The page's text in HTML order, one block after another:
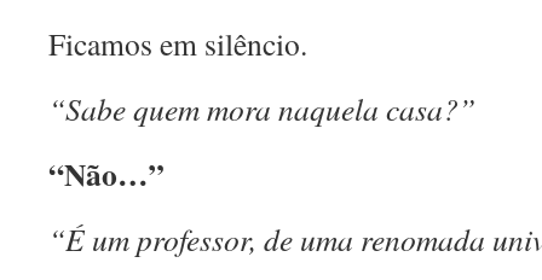
Ficamos em silêncio.
“Sabe quem mora naquela casa?”
“Não…”
“É um professor, de uma renomada